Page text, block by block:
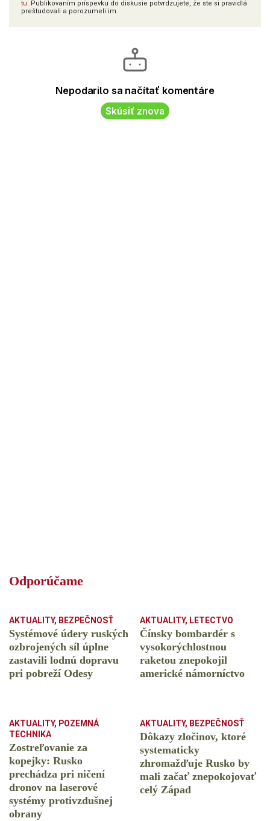
tu. Publikovaním príspevku do diskusie potvrdzujete, že ste si pravidlá
preštudovali a porozumeli im.
Odporúčame
AKTUALITY, BEZPEČNOSŤ
Systémové údery ruských
ozbrojených síl úplne
zastavili lodnú dopravu
pri pobreží Odesy
AKTUALITY, LETECTVO
Čínsky bombardér s
vysokorýchlostnou
raketou znepokojil
americké námorníctvo
AKTUALITY, POZEMNÁ
TECHNIKA
Zostreľovanie za
kopejky: Rusko
prechádza pri ničení
dronov na laserové
systémy protivzdušnej
obrany
AKTUALITY, BEZPEČNOSŤ
Dôkazy zločinov, ktoré
systematicky
zhromažďuje Rusko by
mali začať znepokojovať
celý Západ